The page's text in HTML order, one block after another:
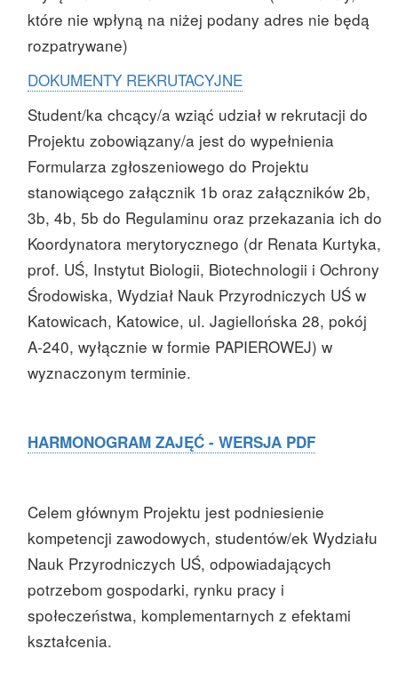
które nie wpłyną na niżej podany adres nie będą
rozpatrywane)
DOKUMENTY REKRUTACYJNE
Student/ka chcący/a wziąć udział w rekrutacji do
Projektu zobowiązany/a jest do wypełnienia
Formularza zgłoszeniowego do Projektu
stanowiącego załącznik 1b oraz załączników 2b,
3b, 4b, 5b do Regulaminu oraz przekazania ich do
Koordynatora merytorycznego (dr Renata Kurtyka,
prof. UŚ, Instytut Biologii, Biotechnologii i Ochrony
Środowiska, Wydział Nauk Przyrodniczych UŚ w
Katowicach, Katowice, ul. Jagiellońska 28, pokój
A-240, wyłącznie w formie PAPIEROWEJ) w
wyznaczonym terminie.
HARMONOGRAM ZAJĘĆ - WERSJA PDF
Celem głównym Projektu jest podniesienie
kompetencji zawodowych, studentów/ek Wydziału
Nauk Przyrodniczych UŚ, odpowiadających
potrzebom gospodarki, rynku pracy i
społeczeństwa, komplementarnych z efektami
kształcenia.